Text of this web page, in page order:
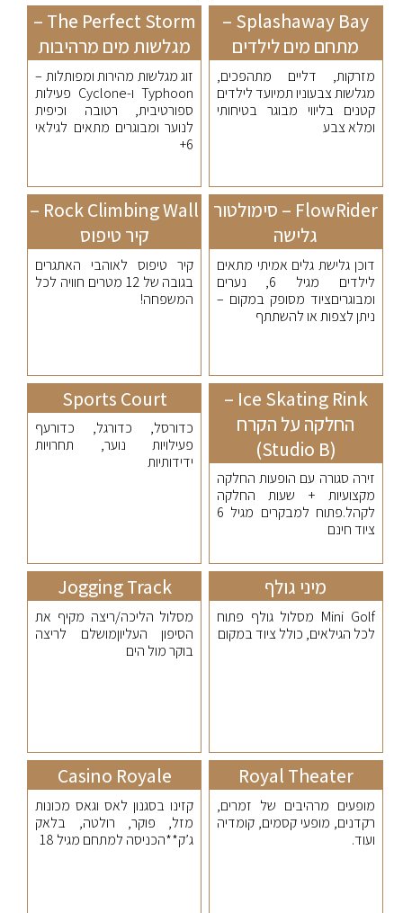
Splashaway Bay –
מתחם מים לילדים
מזרקות, דליים מתהפכים,
מגלשות צבעוניו תמיועד לילדים
קטנים בליווי מבוגר בטיחותי
ומלא צבע
The Perfect Storm –
מגלשות מים מרהיבות
זוג מגלשות מהירות ומפותלות –
Typhoon ו-Cyclone פעילות
ספורטיבית, רטובה וכיפית
לנוער ומבוגרים מתאים לגילאי
6+
FlowRider – סימולטור
גלישה
דוכן גלישת גלים אמיתי מתאים
לילדים מגיל 6, נערים
ומבוגריםציוד מסופק במקום –
ניתן לצפות או להשתתף
Rock Climbing Wall –
קיר טיפוס
קיר טיפוס לאוהבי האתגרים
בגובה של 12 מטרים חוויה לכל
המשפחה!
Ice Skating Rink –
החלקה על הקרח
(Studio B)
זירה סגורה עם הופעות החלקה
מקצועיות + שעות החלקה
לקהל.פתוח למבקרים מגיל 6
ציוד חינם
Sports Court
כדורסל, כדורגל, כדורעף
פעילויות נוער, תחרויות
ידידותיות
מיני גולף
Mini Golf מסלול גולף פתוח
לכל הגילאים, כולל ציוד במקום
Jogging Track
מסלול הליכה/ריצה מקיף את
הסיפון העליוןמושלם לריצה
בוקר מול הים
Royal Theater
מופעים מרהיבים של זמרים,
רקדנים, מופעי קסמים, קומדיה
ועוד.
Casino Royale
קזינו בסגנון לאס וגאס מכונות
מזל, פוקר, רולטה, בלאק
ג’ק**הכניסה למתחם מגיל 18